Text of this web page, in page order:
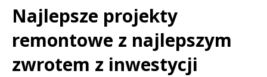
Najlepsze projekty
remontowe z najlepszym
zwrotem z inwestycji